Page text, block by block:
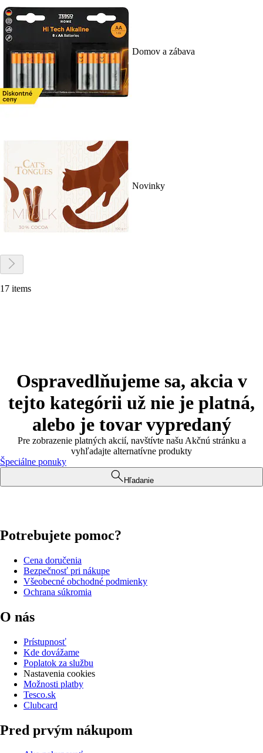
Domov a zábava
Novinky
17 items
Ospravedlňujeme sa, akcia v
tejto kategórii už nie je platná,
alebo je tovar vypredaný
Pre zobrazenie platných akcií, navštívte našu Akčnú stránku a
vyhľadajte alternatívne produkty
Špeciálne ponuky
Hľadanie
Potrebujete pomoc?
Cena doručenia
Bezpečnosť pri nákupe
Všeobecné obchodné podmienky
Ochrana súkromia
O nás
Prístupnosť
Kde dovážame
Poplatok za službu
Nastavenia cookies
Možnosti platby
Tesco.sk
Clubcard
Pred prvým nákupom